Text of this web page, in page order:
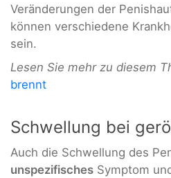
Veränderungen der
können verschiedene
sein.
Lesen Sie mehr zu diesem
brennt
Schwellung bei
Auch die Schwellung des
unspezifisches Symptom